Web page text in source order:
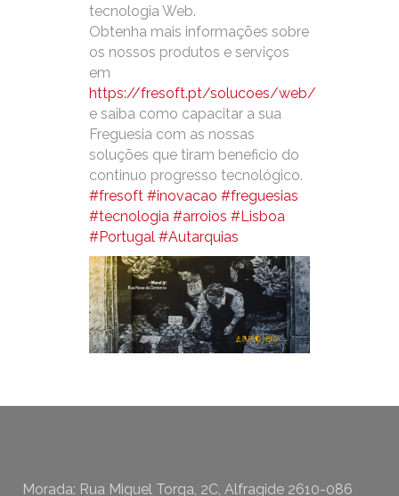
tecnologia Web.
Obtenha mais informações sobre
os nossos produtos e serviços
em
https://fresoft.pt/solucoes/web/
e saiba como capacitar a sua
Freguesia com as nossas
soluções que tiram beneficio do
continuo progresso tecnológico.
#fresoft #inovacao #freguesias
#tecnologia #arroios #Lisboa
#Portugal #Autarquias
Morada: Rua Miguel Torga, 2C, Alfragide 2610-086